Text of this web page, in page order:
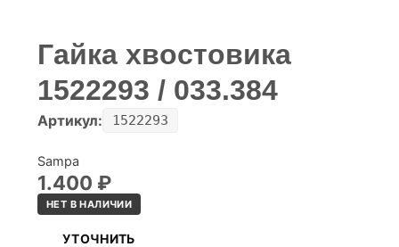
Гайка хвостовика
1522293 / 033.384
Артикул: 1522293
Sampa
1.400 ₽
НЕТ В НАЛИЧИИ
УТОЧНИТЬ